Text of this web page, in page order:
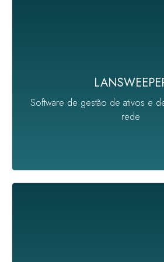
Software de gestão de ativos e
rede
e os exibe em uma interface
melhore a